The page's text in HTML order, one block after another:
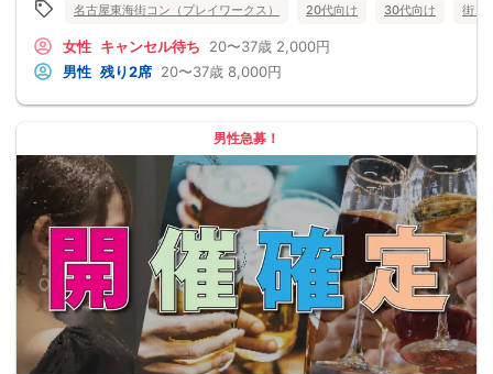
名古屋東海街コン（プレイワークス） 20代向け 30代向け 街コ
女性 キャンセル待ち 20〜37歳 2,000円
男性 残り2席 20〜37歳 8,000円
男性急募！